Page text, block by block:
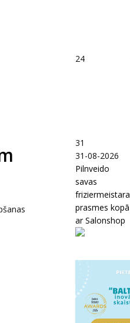
24
31
31-08-2026
Pilnveido
savas
friziermeistara
prasmes kopā
ar Salonshop